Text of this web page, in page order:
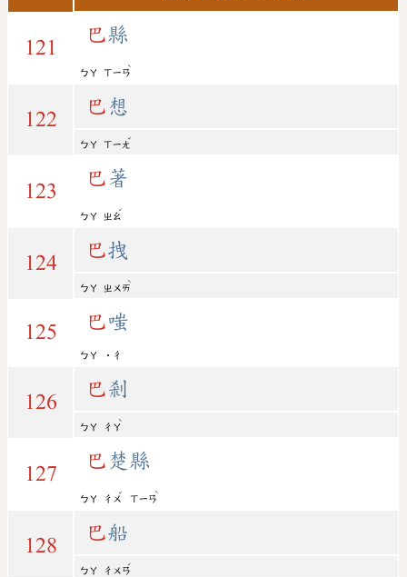
121
巴縣
ㄅㄚ ㄒㄧㄢ
ˋ
122
巴 想
ㄅㄚ ㄒㄧㄤ
ˇ
123
巴著
ㄅㄚ ㄓㄠ
ˊ
124
巴拽
ㄅㄚ ㄓㄨㄞ
ˋ
125 巴嗤
ㄅㄚ ˙ㄔ
126
巴剎
ㄅㄚ ㄔㄚ
ˋ
127
巴 楚縣
ㄅㄚ ㄔㄨ
ˇ
ㄒㄧㄢ
ˋ
128
巴船
ㄅㄚ ㄔㄨㄢ
ˊ